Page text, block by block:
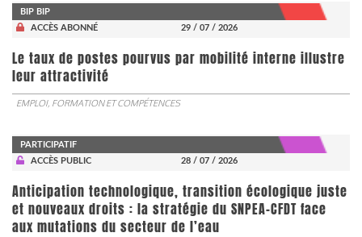
BIP BIP
ACCÈS ABONNÉ
29 / 07 / 2026
Le taux de postes pourvus par mobilité interne illustre
leur attractivité
EMPLOI, FORMATION ET COMPÉTENCES
PARTICIPATIF
ACCÈS PUBLIC
28 / 07 / 2026
Anticipation technologique, transition écologique juste
et nouveaux droits : la stratégie du SNPEA-CFDT face
aux mutations du secteur de l’eau